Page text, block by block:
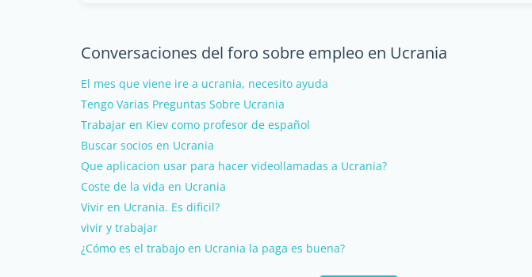
Conversaciones del foro sobre empleo en Ucrania
El mes que viene ire a ucrania, necesito ayuda
Tengo Varias Preguntas Sobre Ucrania
Trabajar en Kiev como profesor de español
Buscar socios en Ucrania
Que aplicacion usar para hacer videollamadas a Ucrania?
Coste de la vida en Ucrania
Vivir en Ucrania. Es dificil?
vivir y trabajar
¿Cómo es el trabajo en Ucrania la paga es buena?